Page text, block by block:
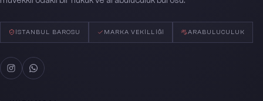
İSTANBUL BAROSU MARKA VEKILLIĞI ARABULUCULUK